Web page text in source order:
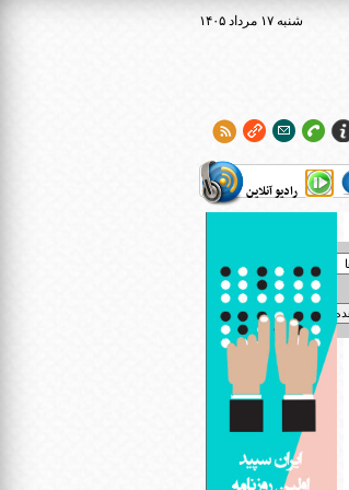
۱۴۰۵ شنبه ۱۷ مرداد
رادیو آنلاین